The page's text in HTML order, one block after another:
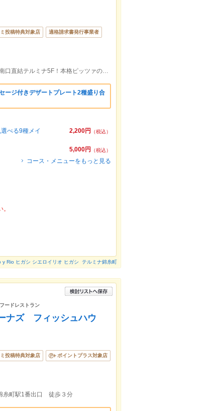
投稿特典対象店 適格請求書発行事業者
ＪＲ総武線 錦糸町駅 南口 徒歩1分【錦糸町南口直結テルミナ5F！本格ピッツァのイタリアン】
ージ付きデザートプレート2種盛り合
2,200円
（税込）
べる9種メイ
5,000円
（税込）
コース・メニューをもっと見る
y Rio ヒガシ シエロイリオ ヒガシ テルミナ錦糸町
ードレストラン
ナズ フィッシュハウ
投稿特典対象店 ポイントプラス対象店
糸町駅1番出口 徒歩３分